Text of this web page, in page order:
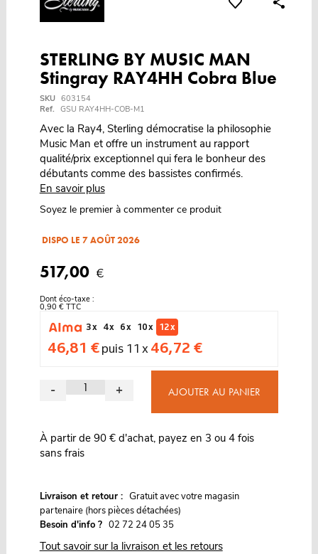
STERLING BY MUSIC MAN
Stingray RAY4HH Cobra Blue
SKU 603154
Ref. GSU RAY4HH-COB-M1
Avec la Ray4, Sterling démocratise la philosophie
Music Man et offre un instrument au rapport
qualité/prix exceptionnel qui fera le bonheur des
débutants comme des bassistes confirmés.
En savoir plus
Soyez le premier à commenter ce produit
DISPO LE 7 AOÛT 2026
517,00 €
Dont éco-taxe :
0,90 € TTC
3 x
4 x 6 x 10 x 12 x
46,81 €puis 11 x 46,72 €
- + AJOUTER AU PANIER
À partir de 90 € d'achat, payez en 3 ou 4 fois
sans frais
Livraison et retour : Gratuit avec votre magasin
partenaire (hors pièces détachées)
Besoin d'info ? 02 72 24 05 35
Tout savoir sur la livraison et les retours